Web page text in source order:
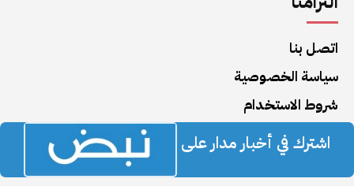
اتصل بنا
سياسة الخصوصية
شروط الاستخدام
اشترك في أخبار مدار على